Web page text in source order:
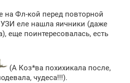
на Фл-кой перед повторной
еле нашла яичники (даже
еще поинтересовалась, есть
(А Коз*ва похихикала после,
чудеса!!!).